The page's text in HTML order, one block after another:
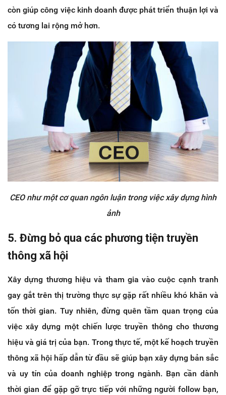
còn giúp công việc kinh doanh được phát triển thuận lợi và
có tương lai rộng mở hơn.
CEO như một cơ quan ngôn luận trong việc xây dựng hình
ảnh
5. Đừng bỏ qua các phương tiện truyền
thông xã hội
Xây dựng thương hiệu và tham gia vào cuộc cạnh tranh
gay gắt trên thị trường thực sự gặp rất nhiều khó khăn và
tốn thời gian. Tuy nhiên, đừng quên tầm quan trọng của
việc xây dựng một chiến lược truyền thông cho thương
hiệu và giá trị của bạn. Trong thực tế, một kế hoạch truyền
thông xã hội hấp dẫn từ đầu sẽ giúp bạn xây dựng bản sắc
và uy tín của doanh nghiệp trong ngành. Bạn cần dành
thời gian để gặp gỡ trực tiếp với những người follow bạn,